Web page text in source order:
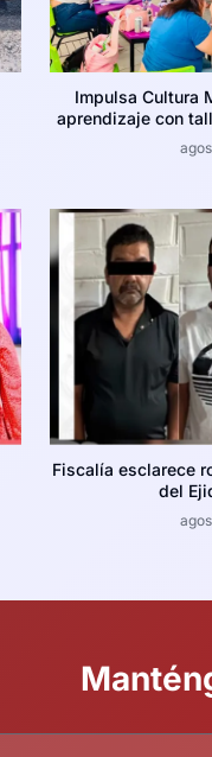
Impulsa Cultura
aprendizaje con
Fiscalía esclarece
del